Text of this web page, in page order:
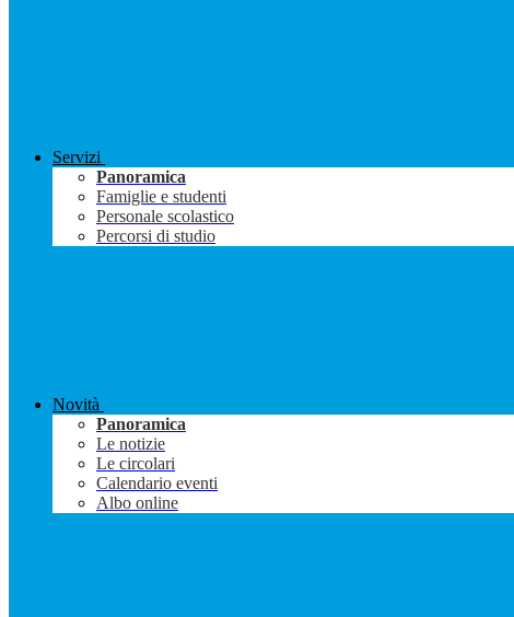
Servizi
Panoramica
Famiglie e studenti
Personale scolastico
Percorsi di studio
Novità
Panoramica
Le notizie
Le circolari
Calendario eventi
Albo online